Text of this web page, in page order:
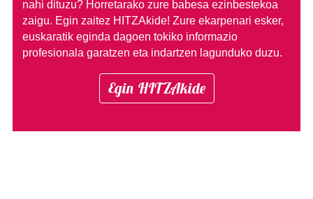
nahi dituzu? Horretarako zure babesa ezinbestekoa
zaigu. Egin zaitez HITZAkide! Zure ekarpenari esker,
euskaratik eginda dagoen tokiko informazio
profesionala garatzen eta indartzen lagunduko duzu.
Egin HITZAkide